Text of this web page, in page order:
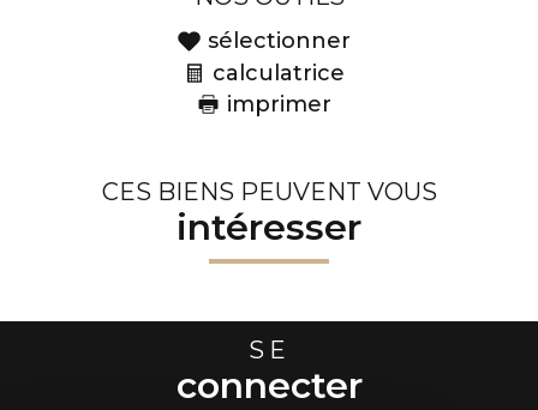
sélectionner
calculatrice
imprimer
CES BIENS PEUVENT VOUS
intéresser
SE
connecter